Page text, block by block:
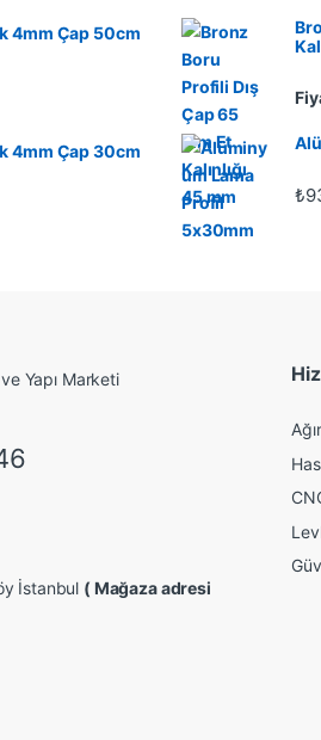
4mm Çap 50cm
4mm Çap 30cm
₺
İstanbul ( Mağaza adresi